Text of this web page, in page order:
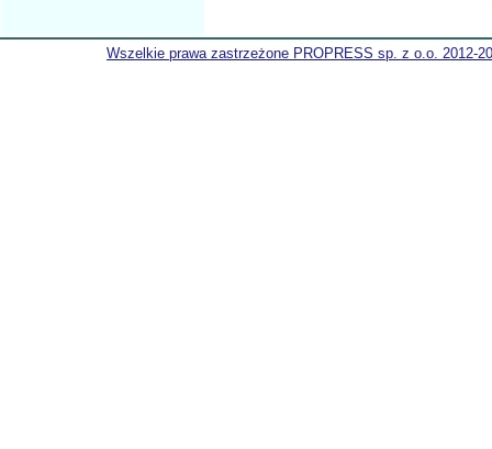
Wszelkie prawa zastrzeżone PROPRESS sp. z o.o. 2012-